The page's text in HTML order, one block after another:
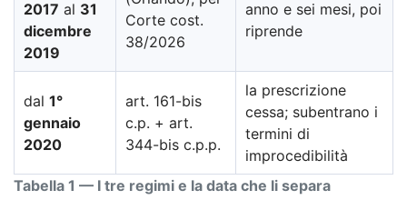
Tabella 1 — I tre regimi e la data che li separa
2017 al 31
dicembre
2019
Corte cost.
38/2026
anno e sei mesi, poi
riprende
dal 1°
gennaio
2020
art. 161-bis
c.p. + art.
344-bis c.p.p.
la prescrizione
cessa; subentrano i
termini di
improcedibilità